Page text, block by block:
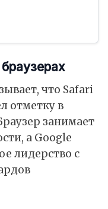
что Safari
отметку в
занимает
а Google
лидерство с